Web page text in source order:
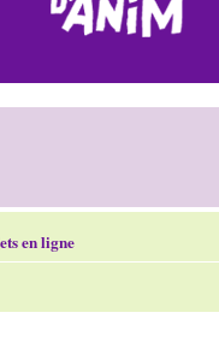
en ligne